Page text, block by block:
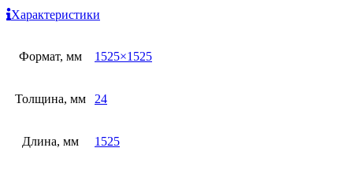
Характеристики
Формат, мм 1525×1525
Толщина, мм 24
Длина, мм 1525